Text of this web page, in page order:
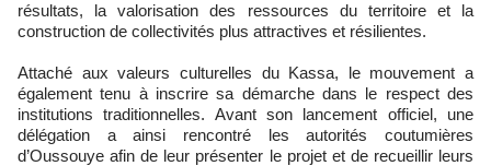
résultats, la valorisation des ressources du territoire et la
construction de collectivités plus attractives et résilientes.
Attaché aux valeurs culturelles du Kassa, le mouvement a
également tenu à inscrire sa démarche dans le respect des
institutions traditionnelles. Avant son lancement officiel, une
délégation a ainsi rencontré les autorités coutumières
d’Oussouye afin de leur présenter le projet et de recueillir leurs